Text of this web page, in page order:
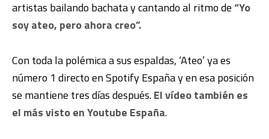
artistas bailando bachata y cantando al ritmo de“Yo
soy ateo, pero ahora creo”.
Con toda la polémica a sus espaldas, ‘Ateo’ ya es
número 1 directo en Spotify España y en esa posición
se mantiene tres días después.El vídeo también es
el más visto en Youtube España.